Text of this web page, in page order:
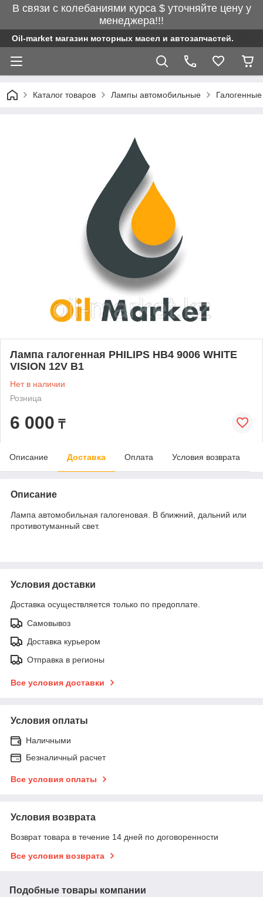
В связи с колебаниями курса $ уточняйте цену у
менеджера!!!
Oil-market магазин моторных масел и автозапчастей.
Каталог товаров Лампы автомобильные
Лампа галогенная PHILIPS HB4 9006 WHITE
VISION 12V B1
Нет в наличии
Розница
6 000 ₸
Описание Доставка Оплата Условия возврата
Описание
Лампа автомобильная галогеновая. В ближний, дальний или
противотуманный свет.
Условия доставки
Доставка осуществляется только по предоплате.
Самовывоз
Доставка курьером
Отправка в регионы
Все условия доставки
Условия оплаты
Наличными
Безналичный расчет
Все условия оплаты
Условия возврата
Возврат товара в течение 14 дней по договоренности
Все условия возврата
Подобные товары компании